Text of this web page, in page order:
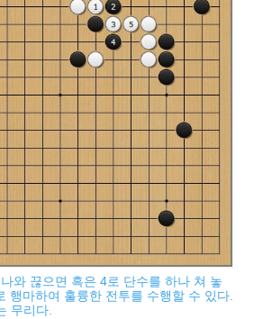
와 끊으면 흑은 4로 단수를 하나 쳐 놓
행마하여 훌륭한 전투를 수행할 수 있다.
무리다.